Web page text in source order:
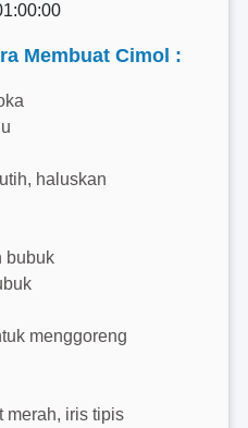
Membuat Cimol :
haluskan
bubuk
menggoreng
merah, iris tipis